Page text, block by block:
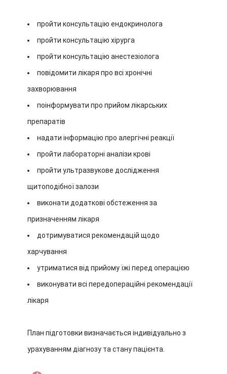
пройти консультацію ендокринолога
пройти консультацію хірурга
пройти консультацію анестезіолога
повідомити лікаря про всі хронічні
захворювання
поінформувати про прийом лікарських
препаратів
надати інформацію про алергічні реакції
пройти лабораторні аналізи крові
пройти ультразвукове дослідження
щитоподібної залози
виконати додаткові обстеження за
призначенням лікаря
дотримуватися рекомендацій щодо
харчування
утриматися від прийому їжі перед операцією
виконувати всі передопераційні рекомендації
лікаря
План підготовки визначається індивідуально з
урахуванням діагнозу та стану пацієнта.